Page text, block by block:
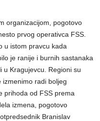
organizacijom, pogotovo
prvog operativca FSS.
u istom pravcu kada
je ranije i burnih sastanaka
u Kragujevcu. Regioni su
radi boljeg
prihoda od FSS prema
izmena, pogotovo
Branislav